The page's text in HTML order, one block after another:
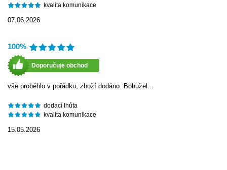
kvalita komunikace
07.06.2026
100%
Doporučuje obchod
vše proběhlo v pořádku, zboží dodáno. Bohužel…
dodací lhůta
kvalita komunikace
15.05.2026